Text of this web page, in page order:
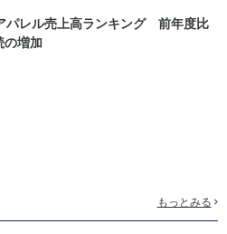
パレル売上高ランキング 前年度比
の増加
もっとみる